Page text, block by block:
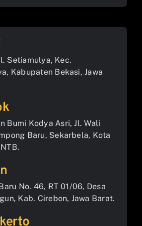
Setiamulya, Kec.
Kabupaten Bekasi, Jawa
Bumi Kodya Asri, Jl. Wali
Baru, Sekarbela, Kota
No. 46, RT 01/06, Desa
Kab. Cirebon, Jawa Barat.